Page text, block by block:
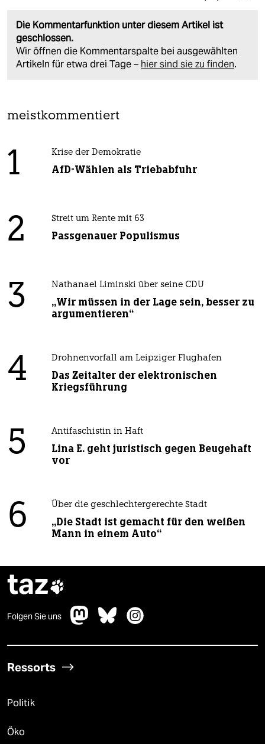
Die Kommentarfunktion unter diesem Artikel ist
geschlossen.
Wir öffnen die Kommentarspalte bei ausgewählten
Artikeln für etwa drei Tage – hier sind sie zu finden.
meistkommentiert
1 Krise der Demokratie
AfD-Wählen als Triebabfuhr
2 Streit um Rente mit 63
Passgenauer Populismus
3 Nathanael Liminski über seine CDU
„Wir müssen in der Lage sein, besser zu
argumentieren“
4 Drohnenvorfall am Leipziger Flughafen
Das Zeitalter der elektronischen
Kriegsführung
5 Antifaschistin in Haft
Lina E. geht juristisch gegen Beugehaft
vor
6 Über die geschlechtergerechte Stadt
„Die Stadt ist gemacht für den weißen
Mann in einem Auto“
taz
Folgen Sie uns
Ressorts
Politik
Öko